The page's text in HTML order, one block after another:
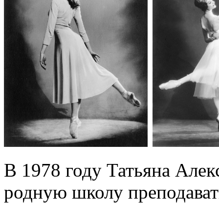
В 1978 году Татьяна
родную школу